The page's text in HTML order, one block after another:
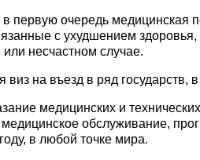
в первую очередь медицинская
с ухудшением
несчастном случае.
на въезд в ряд государств,
медицинских и
обслуживание,
в любой точке мира.